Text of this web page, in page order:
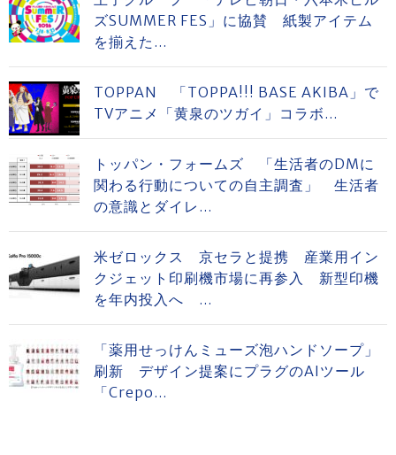
ズSUMMER FES」に協賛 紙製アイテム
を揃えた...
TOPPAN 「TOPPA!!! BASE AKIBA」で
TVアニメ「黄泉のツガイ」コラボ...
トッパン・フォームズ 「生活者のDMに
関わる行動についての自主調査」 生活者
の意識とダイレ...
米ゼロックス 京セラと提携 産業用イン
クジェット印刷機市場に再参入 新型印機
を年内投入へ ...
「薬用せっけんミューズ泡ハンドソープ」
刷新 デザイン提案にプラグのAIツール
「Crepo...